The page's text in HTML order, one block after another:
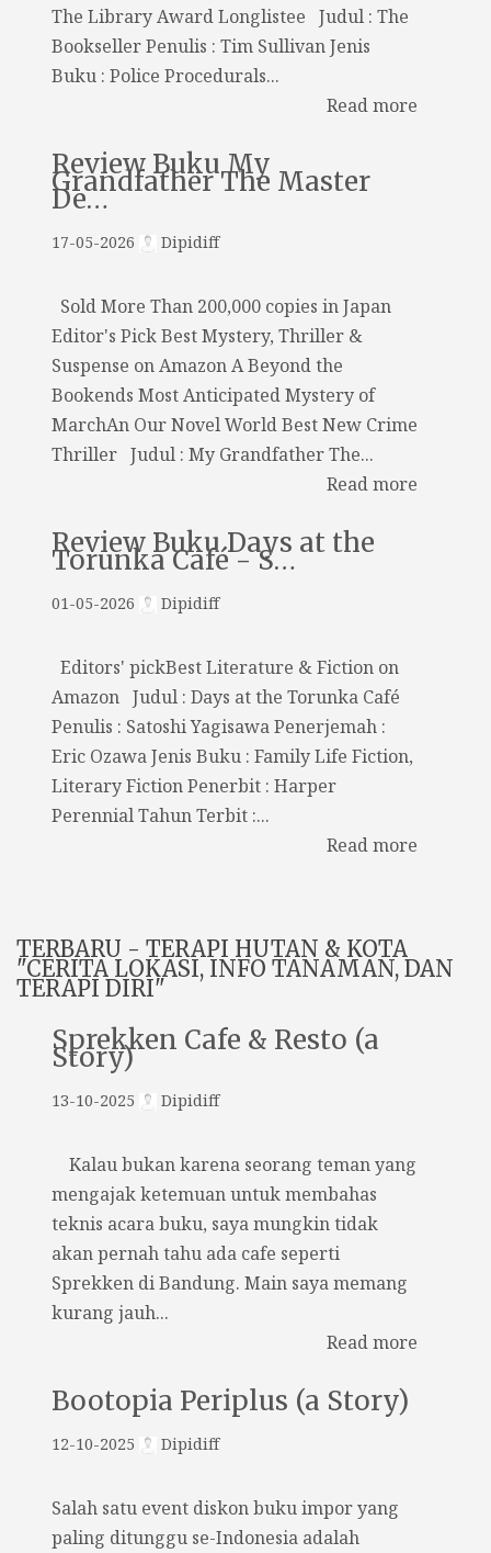
The Library Award Longlistee Judul : The
Bookseller Penulis : Tim Sullivan Jenis
Buku : Police Procedurals...
Read more
Review Buku My
Grandfather The Master
De…
17-05-2026 Dipidiff
Sold More Than 200,000 copies in Japan
Editor's Pick Best Mystery, Thriller &
Suspense on Amazon A Beyond the
Bookends Most Anticipated Mystery of
MarchAn Our Novel World Best New Crime
Thriller Judul : My Grandfather The...
Read more
Review Buku Days at the
Torunka Café - S…
01-05-2026 Dipidiff
Editors' pickBest Literature & Fiction on
Amazon Judul : Days at the Torunka Café
Penulis : Satoshi Yagisawa Penerjemah :
Eric Ozawa Jenis Buku : Family Life Fiction,
Literary Fiction Penerbit : Harper
Perennial Tahun Terbit :...
Read more
TERBARU - TERAPI HUTAN & KOTA
"CERITA LOKASI, INFO TANAMAN, DAN
TERAPI DIRI"
Sprekken Cafe & Resto (a
Story)
13-10-2025 Dipidiff
Kalau bukan karena seorang teman yang
mengajak ketemuan untuk membahas
teknis acara buku, saya mungkin tidak
akan pernah tahu ada cafe seperti
Sprekken di Bandung. Main saya memang
kurang jauh...
Read more
Bootopia Periplus (a Story)
12-10-2025 Dipidiff
Salah satu event diskon buku impor yang
paling ditunggu se-Indonesia adalah